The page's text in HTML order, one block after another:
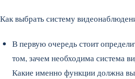
Как выбрать систему
В первую очередь стоит
том, зачем необходима система
Какие именно функции должна